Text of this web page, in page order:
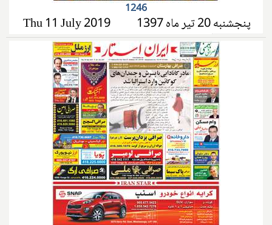
1246
پنجشنبه 20 تیر ماه 1397 Thu 11 July 2019